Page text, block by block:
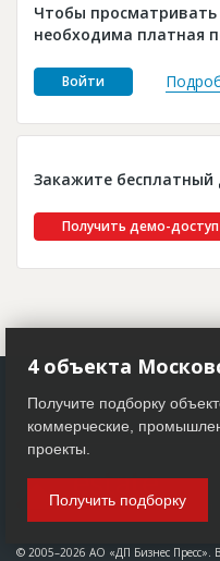
Платные услуги
Пресс-релизы
Чтобы
необходима платная
Войти
Закажите бесплатный
Получить демо-доступ
© 2005–2026 АО «ДП Бизнес Пресс».
4 объекта
Получите подборку
коммерческие,
проекты.
Получить подборку